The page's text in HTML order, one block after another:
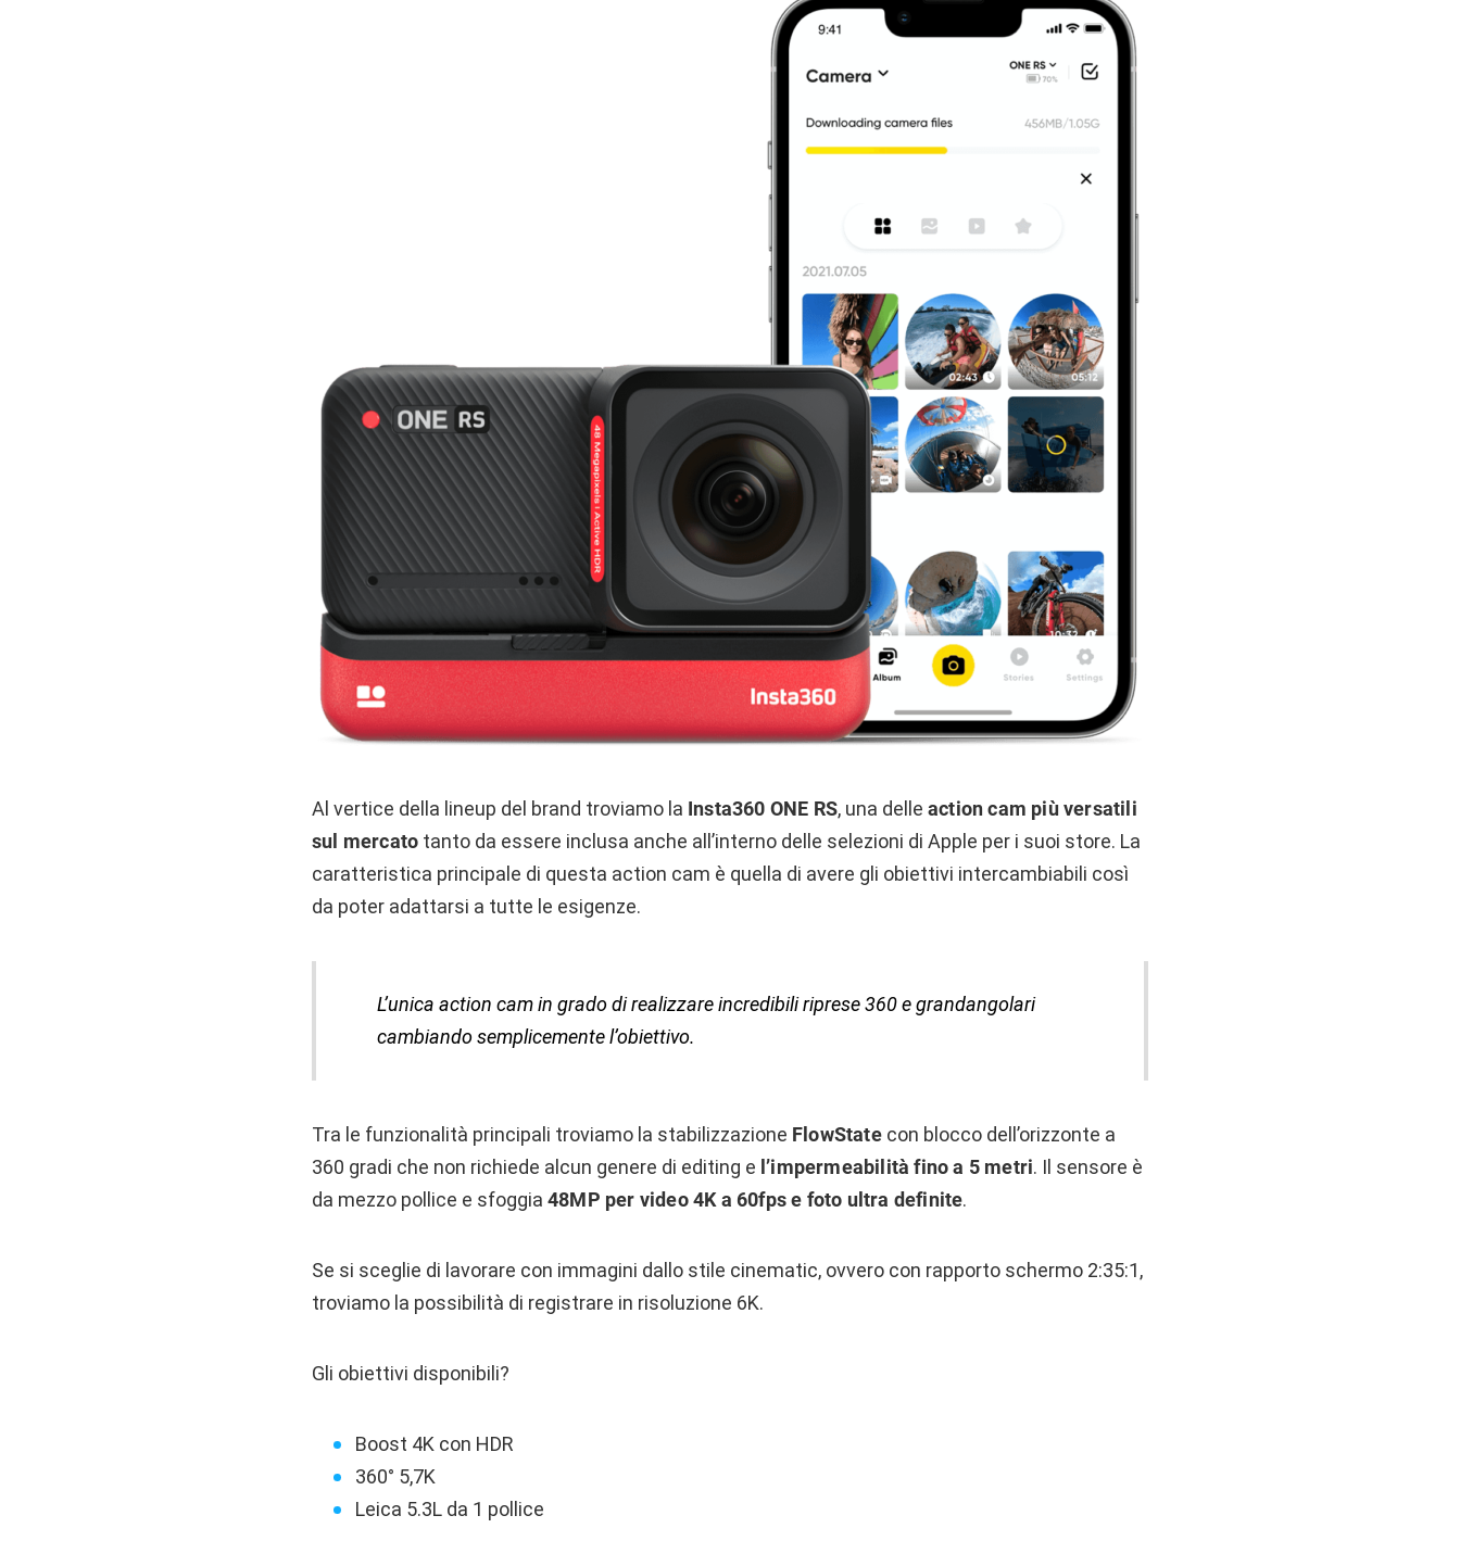
Al vertice della lineup del brand troviamo la Insta360 ONE RS, una delle action cam più versatili
sul mercato tanto da essere inclusa anche all’interno delle selezioni di Apple per i suoi store. La
caratteristica principale di questa action cam è quella di avere gli obiettivi intercambiabili così
da poter adattarsi a tutte le esigenze.
L’unica action cam in grado di realizzare incredibili riprese 360 e grandangolari
cambiando semplicemente l’obiettivo.
Tra le funzionalità principali troviamo la stabilizzazione FlowStatecon blocco dell’orizzonte a
360 gradi che non richiede alcun genere di editing e l’impermeabilità fino a 5 metri. Il sensore è
da mezzo pollice e sfoggia 48MP per video 4K a 60fps e foto ultra definite.
Se si sceglie di lavorare con immagini dallo stile cinematic, ovvero con rapporto schermo 2:35:1,
troviamo la possibilità di registrare in risoluzione 6K.
Gli obiettivi disponibili?
Boost 4K con HDR
360° 5,7K
Leica 5.3L da 1 pollice